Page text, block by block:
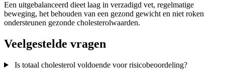
Een uitgebalanceerd dieet laag in verzadigd vet, regelmatige
beweging, het behouden van een gezond gewicht en niet roken
ondersteunen gezonde cholesterolwaarden.
Veelgestelde vragen
Is totaal cholesterol voldoende voor risicobeoordeling?